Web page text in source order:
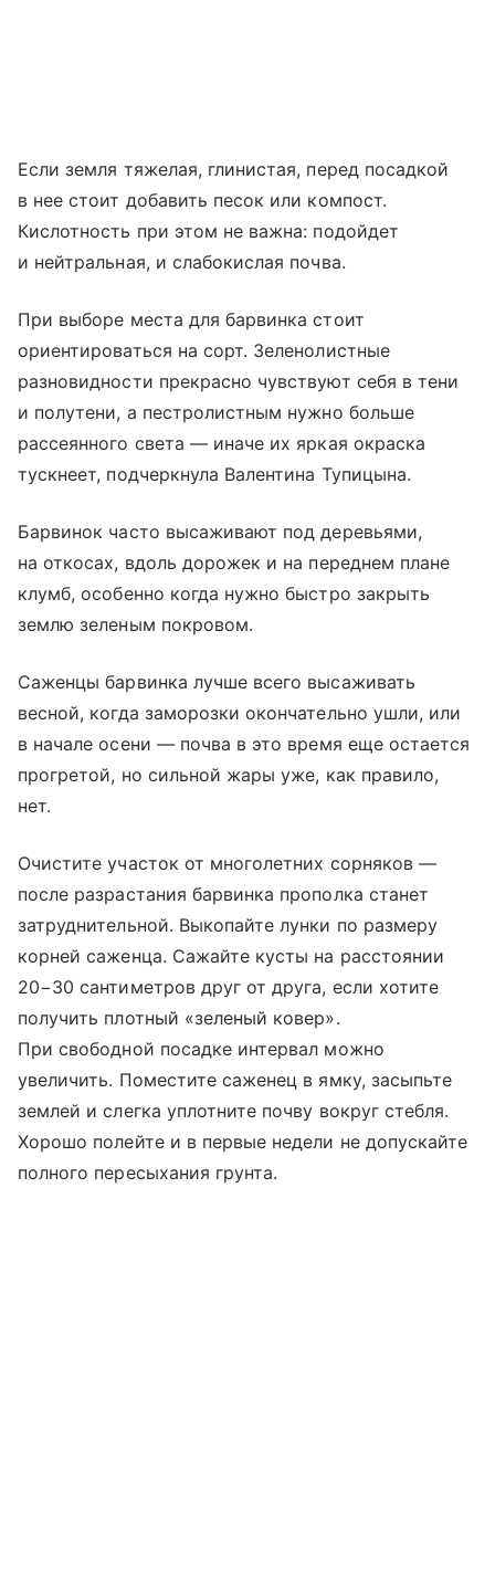
Если земля тяжелая, глинистая, перед посадкой
в нее стоит добавить песок или компост.
Кислотность при этом не важна: подойдет
и нейтральная, и слабокислая почва.
При выборе места для барвинка стоит
ориентироваться на сорт. Зеленолистные
разновидности прекрасно чувствуют себя в тени
и полутени, а пестролистным нужно больше
рассеянного света — иначе их яркая окраска
тускнеет, подчеркнула Валентина Тупицына.
Барвинок часто высаживают под деревьями,
на откосах, вдоль дорожек и на переднем плане
клумб, особенно когда нужно быстро закрыть
землю зеленым покровом.
Саженцы барвинка лучше всего высаживать
весной, когда заморозки окончательно ушли, или
в начале осени — почва в это время еще остается
прогретой, но сильной жары уже, как правило,
нет.
Очистите участок от многолетних сорняков —
после разрастания барвинка прополка станет
затруднительной. Выкопайте лунки по размеру
корней саженца. Сажайте кусты на расстоянии
20−30 сантиметров друг от друга, если хотите
получить плотный «зеленый ковер».
При свободной посадке интервал можно
увеличить. Поместите саженец в ямку, засыпьте
землей и слегка уплотните почву вокруг стебля.
Хорошо полейте и в первые недели не допускайте
полного пересыхания грунта.